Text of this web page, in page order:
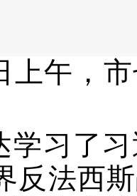
上午，
学习了
反法西